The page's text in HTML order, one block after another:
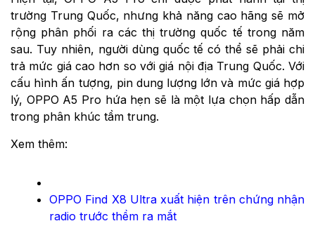
trường Trung Quốc, nhưng khả năng cao hãng sẽ mở
rộng phân phối ra các thị trường quốc tế trong năm
sau. Tuy nhiên, người dùng quốc tế có thể sẽ phải chi
trả mức giá cao hơn so với giá nội địa Trung Quốc. Với
cấu hình ấn tượng, pin dung lượng lớn và mức giá hợp
lý, OPPO A5 Pro hứa hẹn sẽ là một lựa chọn hấp dẫn
trong phân khúc tầm trung.
Xem thêm:
OPPO Find X8 Ultra xuất hiện trên chứng nhận
radio trước thềm ra mắt